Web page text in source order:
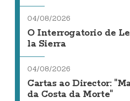
04/08/2026
O Interrogatorio de
la Sierra
04/08/2026
Cartas ao Director:
da Costa da Morte"